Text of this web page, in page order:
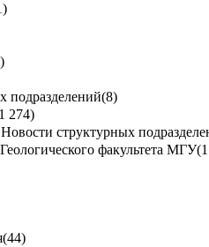
подразделений(8)
274)
структурных
факультета МГУ
(44)